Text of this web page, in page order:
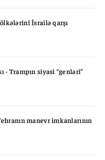
İsrailə qarşı
- Trampın siyasi “genləri”
manevr imkanlarının